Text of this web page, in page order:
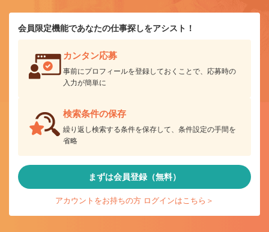
会員限定機能であなたの仕事探しをアシスト！
カンタン応募
事前にプロフィールを登録しておくことで、応募時の
入力が簡単に
検索条件の保存
繰り返し検索する条件を保存して、条件設定の手間を
省略
まずは会員登録（無料）
アカウントをお持ちの方 ログインはこちら＞